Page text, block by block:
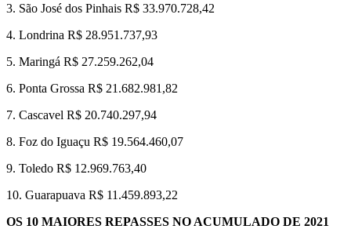
3. São José dos Pinhais R$ 33.970.728,42
4. Londrina R$ 28.951.737,93
5. Maringá R$ 27.259.262,04
6. Ponta Grossa R$ 21.682.981,82
7. Cascavel R$ 20.740.297,94
8. Foz do Iguaçu R$ 19.564.460,07
9. Toledo R$ 12.969.763,40
10. Guarapuava R$ 11.459.893,22
OS 10 MAIORES REPASSES NO ACUMULADO DE 2021